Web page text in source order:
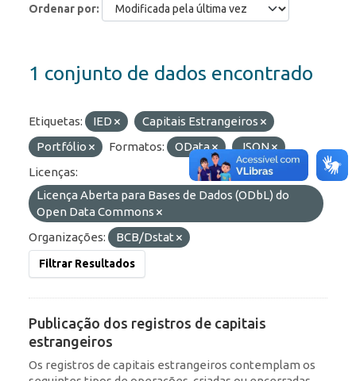
Ordenar por
1 conjunto de dados encontrado
Etiquetas: IED
Capitais Estrangeiros
Portfólio
Formatos: OData
JSON
Licenças:
Licença Aberta para Bases de Dados (ODbL) do
Open Data Commons
Organizações:
BCB/Dstat
Filtrar Resultados
Publicação dos registros de capitais
estrangeiros
Os registros de capitais estrangeiros contemplam os